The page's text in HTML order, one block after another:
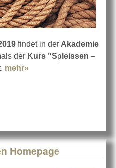
findet in der Akademie
der Kurs "Spleissen –
mehr»
Homepage